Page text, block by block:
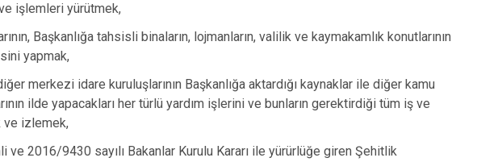
işlemleri yürütmek,
Başkanlığa tahsisli binaların, lojmanların, valilik ve kaymakamlık konutlarının
yapmak,
merkezi idare kuruluşlarının Başkanlığa aktardığı kaynaklar ile diğer kamu
ilde yapacakları her türlü yardım işlerini ve bunların gerektirdiği tüm iş ve
ve izlemek,
2016/9430 sayılı Bakanlar Kurulu Kararı ile yürürlüğe giren Şehitlik